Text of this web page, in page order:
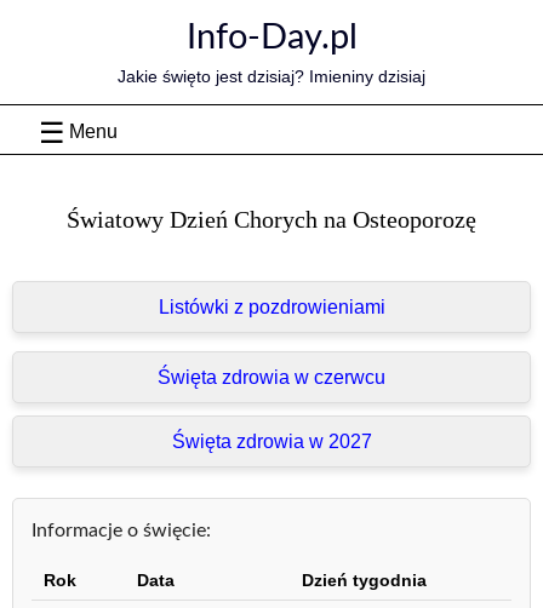
Info-Day.pl
Jakie święto jest dzisiaj? Imieniny dzisiaj
Menu
Światowy Dzień Chorych na Osteoporozę
Listówki z pozdrowieniami
Święta zdrowia w czerwcu
Święta zdrowia w 2027
Informacje o święcie:
Rok Data
Dzień tygodnia